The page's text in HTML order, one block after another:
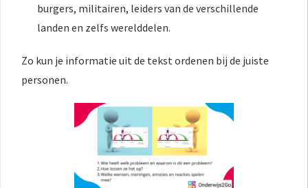
burgers, militairen, leiders van de verschillende
landen en zelfs werelddelen.
Zo kun je informatie uit de tekst ordenen bij de juiste
personen.